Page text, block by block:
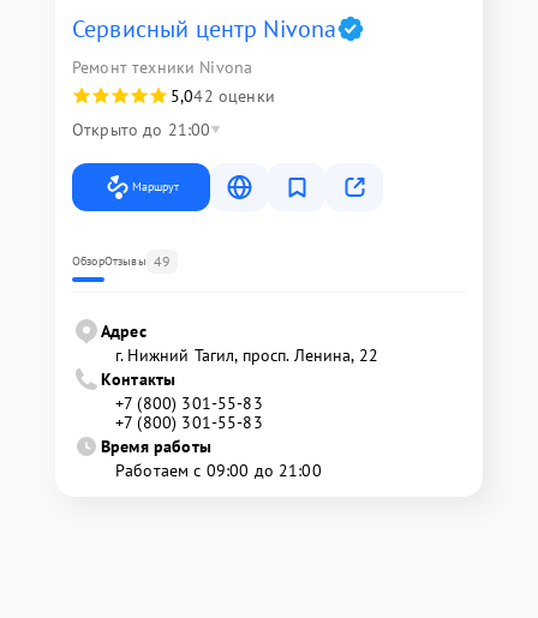
Сервисный центр Nivona
Ремонт техники Nivona
5,042 оценки
Открыто до 21:00
Маршрут
ОбзорОтзывы 49
Адрес
г. Нижний Тагил, просп. Ленина, 22
Контакты
+7 (800) 301-55-83
+7 (800) 301-55-83
Время работы
Работаем с 09:00 до 21:00